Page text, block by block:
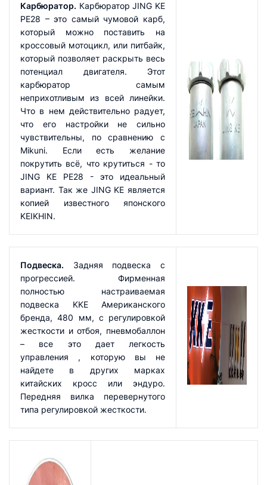
Карбюратор. Карбюратор JING KE
PE28 – это самый чумовой карб,
который можно поставить на
кроссовый мотоцикл, или питбайк,
который позволяет раскрыть весь
потенциал двигателя. Этот
карбюратор самым
неприхотливым из всей линейки.
Что в нем действительно радует,
что его настройки не сильно
чувствительны, по сравнению с
Mikuni. Если есть желание
покрутить всё, что крутиться - то
JING KE PE28 - это идеальный
вариант. Так же JING KE является
копией известного японского
KEIKHIN.
Подвеска. Задняя подвеска с
прогрессией. Фирменная
полностью настраиваемая
подвеска KKE Американского
бренда, 480 мм, с регулировкой
жесткости и отбоя, пневмобаллон
– все это дает легкость
управления , которую вы не
найдете в других марках
китайских кросс или эндуро.
Передняя вилка перевернутого
типа регулировкой жесткости.